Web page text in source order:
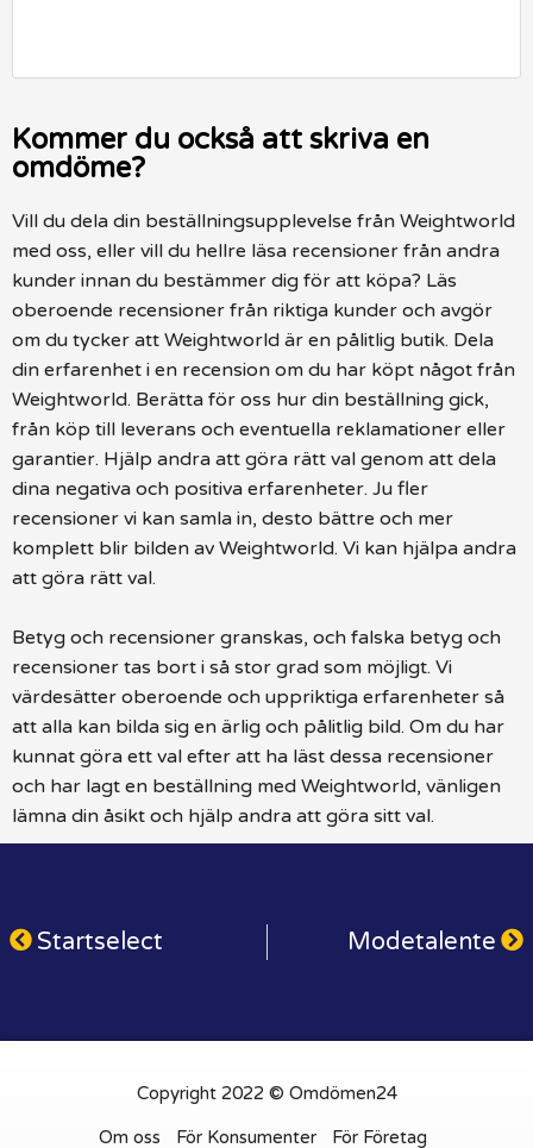
Kommer du också att skriva en
omdöme?
Vill du dela din beställningsupplevelse från Weightworld
med oss, eller vill du hellre läsa recensioner från andra
kunder innan du bestämmer dig för att köpa? Läs
oberoende recensioner från riktiga kunder och avgör
om du tycker att Weightworld är en pålitlig butik. Dela
din erfarenhet i en recension om du har köpt något från
Weightworld. Berätta för oss hur din beställning gick,
från köp till leverans och eventuella reklamationer eller
garantier. Hjälp andra att göra rätt val genom att dela
dina negativa och positiva erfarenheter. Ju fler
recensioner vi kan samla in, desto bättre och mer
komplett blir bilden av Weightworld. Vi kan hjälpa andra
att göra rätt val.
Betyg och recensioner granskas, och falska betyg och
recensioner tas bort i så stor grad som möjligt. Vi
värdesätter oberoende och uppriktiga erfarenheter så
att alla kan bilda sig en ärlig och pålitlig bild. Om du har
kunnat göra ett val efter att ha läst dessa recensioner
och har lagt en beställning med Weightworld, vänligen
lämna din åsikt och hjälp andra att göra sitt val.
Startselect Modetalente
Copyright 2022 © Omdömen24
Om oss För Konsumenter För Företag